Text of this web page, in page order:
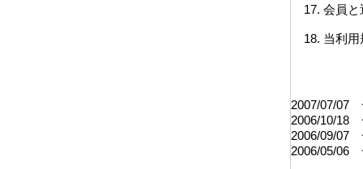
会員と
当利
2007/07/07
2006/10/18
2006/09/07
2006/05/06